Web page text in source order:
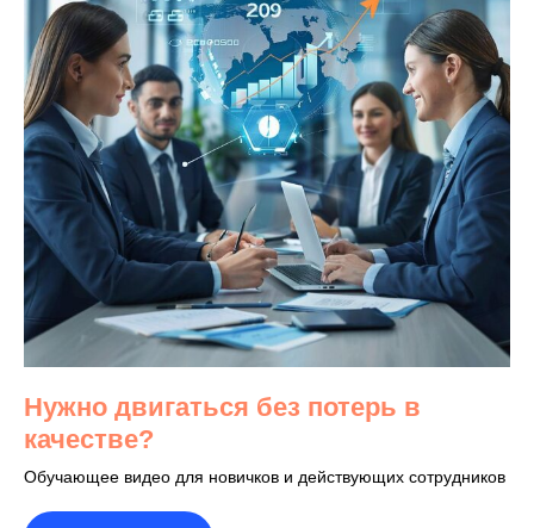
Нужно двигаться без потерь в
качестве?
Обучающее видео для новичков и действующих сотрудников